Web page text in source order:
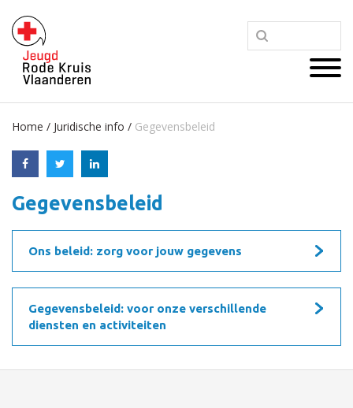
Home / Juridische info / Gegevensbeleid
Gegevensbeleid
Ons beleid: zorg voor jouw gegevens
Gegevensbeleid: voor onze verschillende
diensten en activiteiten